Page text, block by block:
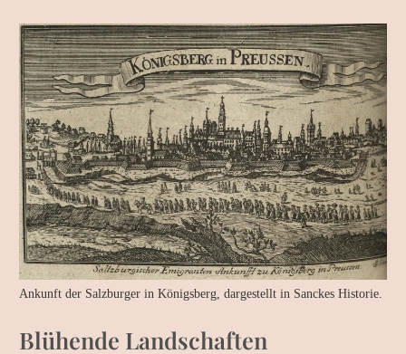
Ankunft der Salzburger in Königsberg, dargestellt in Sanckes Historie.
Blühende Landschaften